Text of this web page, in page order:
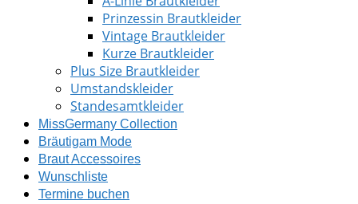
Prinzessin Brautkleider
Vintage Brautkleider
Kurze Brautkleider
Plus Size Brautkleider
Umstandskleider
Standesamtkleider
MissGermany Collection
Bräutigam Mode
Braut Accessoires
Wunschliste
Termine buchen